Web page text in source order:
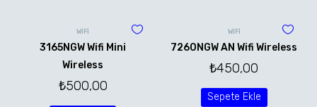
WİFİ
3165NGW Wifi Mini
Wireless
₺500,00
WİFİ
7260NGW AN Wifi Wireless
₺450,00
Sepete Ekle